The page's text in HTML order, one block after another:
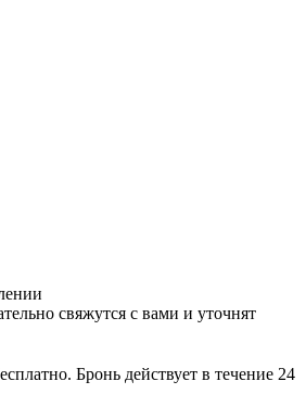
свяжутся с вами и уточнят
Бронь действует в течение 24